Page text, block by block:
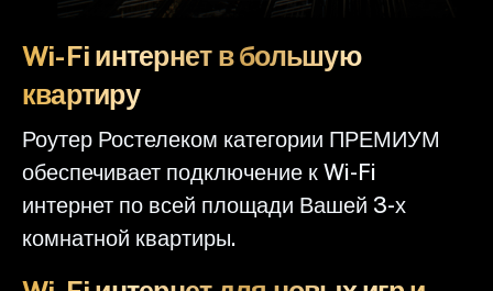
Wi-Fi интернет в большую
квартиру
Роутер Ростелеком категории ПРЕМИУМ
обеспечивает подключение к Wi-Fi
интернет по всей площади Вашей 3-х
комнатной квартиры.